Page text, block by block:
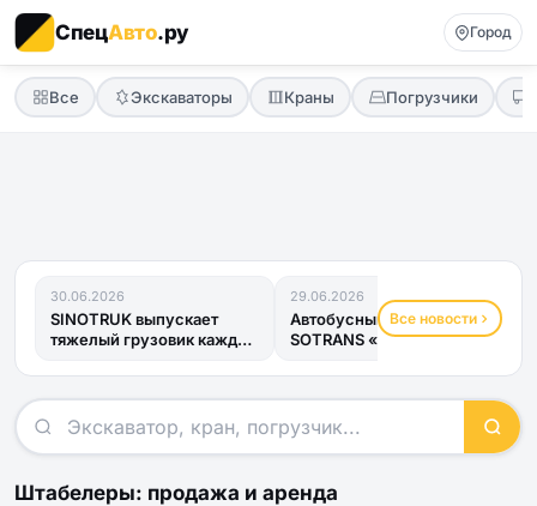
СпецАвто.ру Город
Все Экскаваторы Краны Погрузчики
30.06.2026
SINOTRUK выпускает
тяжелый грузовик каждые
29.06.2026
Автобусный прицеп
SOTRANS «Хвост
и готов к...
Все новости
Штабелеры: продажа и аренда